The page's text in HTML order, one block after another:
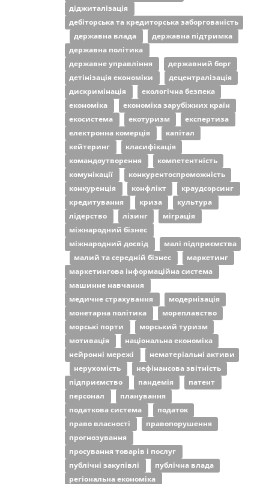
діджиталізація
дебіторська та кредиторська заборгованість
державна влада
державна підтримка
державна політика
державне управління
державний борг
детінізація економіки
децентралізація
дискримінація
екологічна безпека
економіка
економіка зарубіжних країн
екосистема
екотуризм
експертиза
електронна комерція
капітал
кейтеринг
класифікація
командоутворення
компетентність
комунікації
конкурентоспроможність
конкуренція
конфлікт
краудсорсинг
кредитування
криза
культура
лідерство
лізинг
міграція
міжнародний бізнес
міжнародний досвід
малі підприємства
малий та середній бізнес
маркетинг
маркетингова інформаційна система
машинне навчання
медичне страхування
модернізація
монетарна політика
мореплавство
морські порти
морський туризм
мотивація
національна економіка
нейронні мережі
нематеріальні активи
нерухомість
нефінансова звітність
підприємство
пандемія
патент
персонал
планування
податкова система
податок
право власності
правопорушення
прогнозування
просування товарів і послуг
публічні закупівлі
публічна влада
регіональна економіка